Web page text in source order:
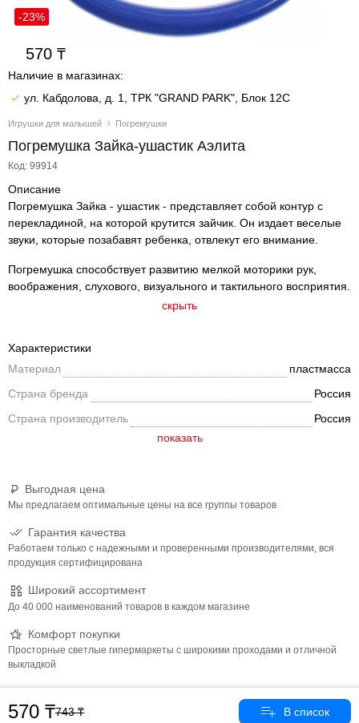
Игрушки для малышей Погремушки
Погремушка Зайка-ушастик Аэлита
Код: 99914
-23%
570
Наличие в магазинах:
ул. Кабдолова, д. 1, ТРК "GRAND PARK", Блок 12C
Описание
Погремушка Зайка - ушастик - представляет собой контур с
перекладиной, на которой крутится зайчик. Он издает веселые
звуки, которые позабавят ребенка, отвлекут его внимание.
Погремушка способствует развитию мелкой моторики рук,
воображения, слухового, визуального и тактильного восприятия.
скрыть
Выгодная цена
Мы предлагаем оптимальные цены на все группы товаров
Гарантия качества
Работаем только с надежными и проверенными производителями, вся
продукция сертифицирована
Широкий ассортимент
До 40 000 наименований товаров в каждом магазине
Комфорт покупки
Просторные светлые гипермаркеты с широкими проходами и отличной
выкладкой
Характеристики
Материал
пластмасса
Страна бренда
Россия
Страна производитель
Россия
570 743